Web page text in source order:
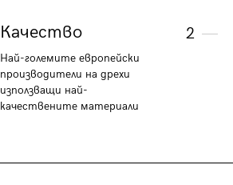
Качество
Най-големите европейски
производители на дрехи
използващи най-
качествените материали
2